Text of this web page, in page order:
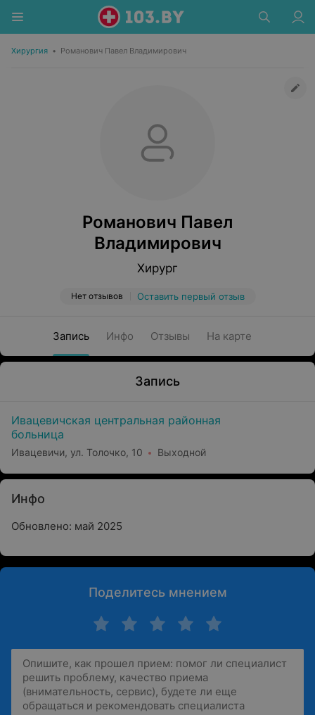
Хирургия • Романович Павел Владимирович
Романович Павел
Владимирович
Хирург
Нет отзывов Оставить первый отзыв
Запись Инфо Отзывы На карте
Запись
Ивацевичская центральная районная
больница
Ивацевичи, ул. Толочко, 10 Выходной
Инфо
Обновлено: май 2025
Поделитесь мнением